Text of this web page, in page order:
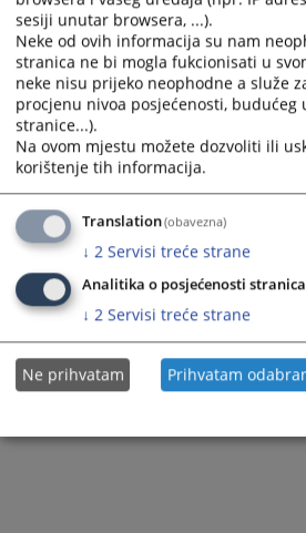
Zapadnohercegovački kanton
Zeničko-dobojski kanton
Unsko-sanski kanton
Tuzlanski kanton
Posavski kanton
Kanton 10
Srednjobosanski kanton
Bosansko-podrinjski kanton
Okružno javno tužilaštvo Banja
FBiH/ Federalno ministarstvo
poslova
Brčko distrikt Bosne i Hercegovine
Kanton Sarajevo
Hercegovačko-neretvanski kanton
Zapadnohercegovački kanton
Zeničko-dobojski kanton
Unsko-sanski kanton
Posavski kanton
sesiji unutar browsera, ...).
Neke od ovih informacija su nam
stranica ne bi mogla fukcionisati u
neke nisu prijeko neophodne a služe
procjenu nivoa posjećenosti, budućeg
stranice...).
Na ovom mjestu možete dozvoliti ili
korištenje tih informacija.
Translation(obavezna)
↓ 2 Servisi treće strane
Analitika o posjećenosti stranica
↓ 2 Servisi treće strane
Ne prihvatam Prihvatam